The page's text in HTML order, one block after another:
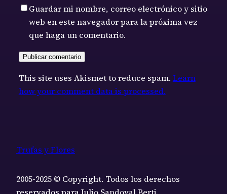
Guardar mi nombre, correo electrónico y sitio
web en este navegador para la próxima vez
que haga un comentario.
This site uses Akismet to reduce spam. Learn
how your comment data is processed.
Trufas y Flores
2005-2025 © Copyright. Todos los derechos